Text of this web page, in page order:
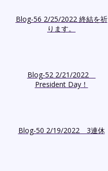
Blog-56 2/25/2022 終結を祈
ります。
Blog-52 2/21/2022
President Day！
Blog-50 2/19/2022 3連休